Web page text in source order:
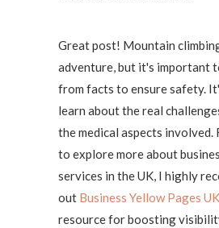
Great post! Mountain
adventure, but it's important
from facts to ensure safety.
learn about the real
the medical aspects involved.
to explore more about
services in the UK, I highly
out Business Yellow Pages UK
resource for boosting